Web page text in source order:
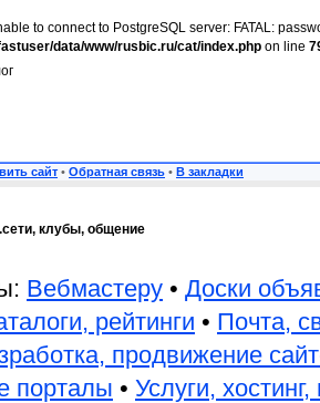
to connect to PostgreSQL server: FATAL:
data/www/rusbic.ru/cat/index.php on line
сайт • Обратная связь • В закладки
клубы, общение
Вебмастеру • Доски
рейтинги • Почта,
продвижение
порталы • Услуги,